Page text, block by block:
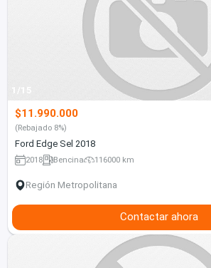
1/15
$11.990.000
(Rebajado 8%)
Ford Edge Sel 2018
2018 Bencina 116000 km
Región Metropolitana
Contactar ahora